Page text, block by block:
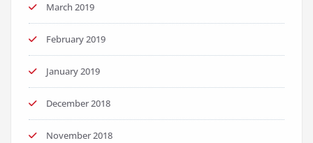
March 2019
February 2019
January 2019
December 2018
November 2018